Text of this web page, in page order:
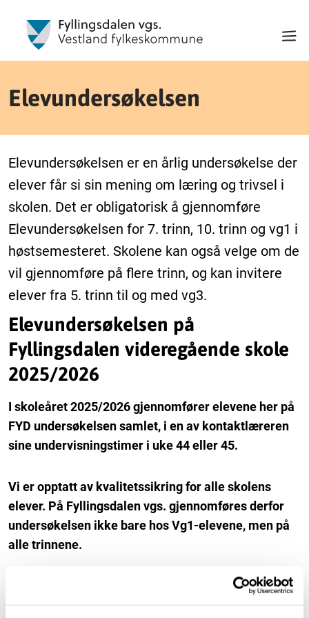
Elevundersøkelsen
Elevundersøkelsen er en årlig undersøkelse der
elever får si sin mening om læring og trivsel i
skolen. Det er obligatorisk å gjennomføre
Elevundersøkelsen for 7. trinn, 10. trinn og vg1 i
høstsemesteret. Skolene kan også velge om de
vil gjennomføre på flere trinn, og kan invitere
elever fra 5. trinn til og med vg3.
Elevundersøkelsen på
Fyllingsdalen videregående skole
2025/2026
I skoleåret 2025/2026 gjennomfører elevene her på
FYD undersøkelsen samlet, i en av kontaktlæreren
sine undervisningstimer i uke 44 eller 45.
Vi er opptatt av kvalitetssikring for alle skolens
elever. På Fyllingsdalen vgs. gjennomføres derfor
undersøkelsen ikke bare hos Vg1-elevene, men på
alle trinnene.